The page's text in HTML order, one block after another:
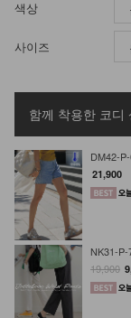
색상
사이즈
함께 착용한 코디
DM42-
21,900
NK31-
19,900